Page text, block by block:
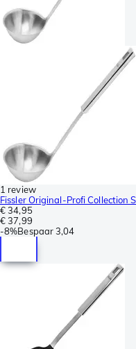
1 review
Fissler Original-Profi
€ 34,95
€ 37,99
-8%Bespaar3,04